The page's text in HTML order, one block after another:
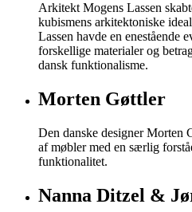
Arkitekt Mogens Lassen
kubismens arkitektoniske
Lassen havde en enestående
forskellige materialer og
dansk funktionalisme.
Morten Gøttler
Den danske designer Morten
af møbler med en særlig
funktionalitet.
Nanna Ditzel &